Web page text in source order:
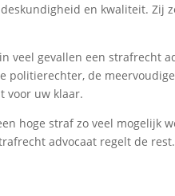
en kwaliteit. Zij
veel gevallen een strafrecht
de
voor uw klaar.
hoge straf zo veel mogelijk
advocaat regelt de rest.